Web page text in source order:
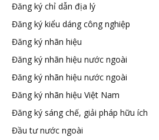
hữu
tuệ
Đăng ký chỉ dẫn địa lý
Đăng ký kiểu dáng công nghiệp
Đăng ký nhãn hiệu
Đăng ký nhãn hiệu nước ngoài
Đăng ký nhãn hiệu nước ngoài
Đăng ký nhãn hiệu Việt Nam
Đăng ký sáng chế, giải pháp hữu ích
Đầu tư nước ngoài